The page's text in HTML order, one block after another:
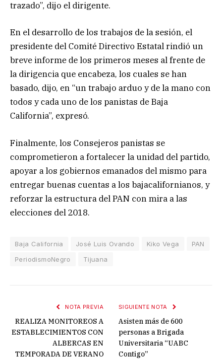
trazado”, dijo el dirigente.
En el desarrollo de los trabajos de la sesión, el
presidente del Comité Directivo Estatal rindió un
breve informe de los primeros meses al frente de
la dirigencia que encabeza, los cuales se han
basado, dijo, en “un trabajo arduo y de la mano con
todos y cada uno de los panistas de Baja
California”, expresó.
Finalmente, los Consejeros panistas se
comprometieron a fortalecer la unidad del partido,
apoyar a los gobiernos emanados del mismo para
entregar buenas cuentas a los bajacalifornianos, y
reforzar la estructura del PAN con mira a las
elecciones del 2018.
Baja California José Luis Ovando Kiko Vega
PAN
PeriodismoNegro
Tijuana
NOTA PREVIA
REALIZA MONITOREOS A
ESTABLECIMIENTOS CON
ALBERCAS EN
TEMPORADA DE VERANO
SIGUIENTE NOTA
Asisten más de 600
personas a Brigada
Universitaria “UABC
Contigo”